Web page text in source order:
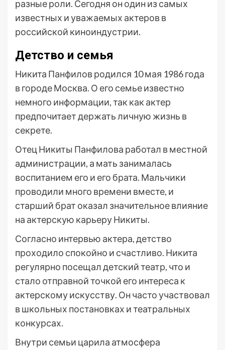
разные роли. Сегодня он один из самых
известных и уважаемых актеров в
российской киноиндустрии.
Детство и семья
Никита Панфилов родился 10 мая 1986 года
в городе Москва. О его семье известно
немного информации, так как актер
предпочитает держать личную жизнь в
секрете.
Отец Никиты Панфилова работал в местной
администрации, а мать занималась
воспитанием его и его брата. Мальчики
проводили много времени вместе, и
старший брат оказал значительное влияние
на актерскую карьеру Никиты.
Согласно интервью актера, детство
проходило спокойно и счастливо. Никита
регулярно посещал детский театр, что и
стало отправной точкой его интереса к
актерскому искусству. Он часто участвовал
в школьных постановках и театральных
конкурсах.
Внутри семьи царила атмосфера